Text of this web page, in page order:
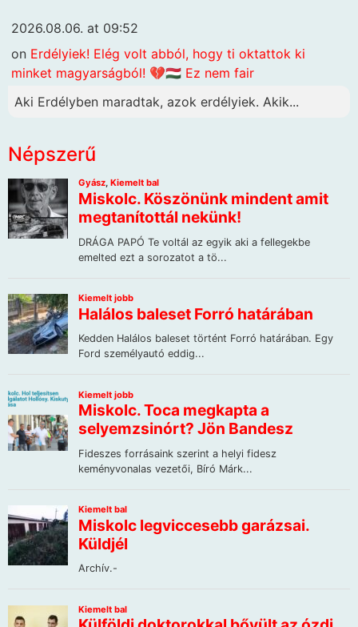
2026.08.06. at 09:52
on Erdélyiek! Elég volt abból, hogy ti oktattok ki
minket magyarságból! 💔🇭🇺 Ez nem fair
Aki Erdélyben maradtak, azok erdélyiek. Akik...
Népszerű